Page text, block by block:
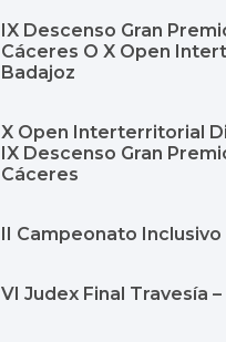
IX Descenso Gran
Cáceres O X Open
Badajoz
X Open Interterritorial
IX Descenso Gran
Cáceres
II Campeonato Inclusivo
VI Judex Final Travesía